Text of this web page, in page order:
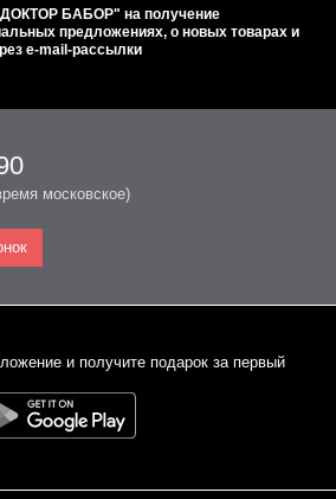
БАБОР" на получение
предложениях, о новых товарах и
e-mail-рассылки
московское)
и получите подарок за первый